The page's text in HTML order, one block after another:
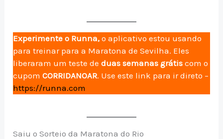
Experimente o Runna,o aplicativo estou usando
para treinar para a Maratona de Sevilha. Eles
liberaram um teste deduas semanas grátis com o
cupomCORRIDANOAR. Use este link para ir direto –
https://runna.com
Saiu o Sorteio da Maratona do Rio